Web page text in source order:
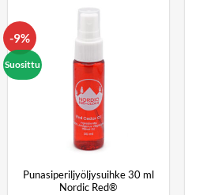
-9%
Suosittu
Punasiperiljyöljysuihke 30 ml
Nordic Red®